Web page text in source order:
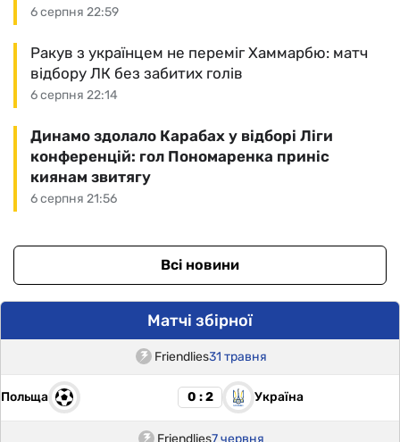
6 серпня 22:59
6 серпня 22:14
Ракув з українцем не переміг Хаммарбю: матч
відбору ЛК без забитих голів
6 серпня 21:56
Динамо здолало Карабах у відборі Ліги
конференцій: гол Пономаренка приніс
киянам звитягу
Всі новини
Матчі збірної
Friendlies31 травня
Польща 0 : 2 Україна
Friendlies7 червня